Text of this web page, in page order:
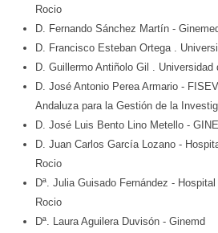
Rocio
D. Fernando Sánchez Martín -
D. Francisco Esteban Ortega
.
D. Guillermo Antiñolo Gil
.
D. José Antonio Perea Armario -
Andaluza para la Gestión de la
D. José Luis Bento Lino Metello -
D. Juan Carlos García Lozano -
Rocio
Dª. Julia Guisado Fernández -
Rocio
Dª. Laura Aguilera Duvisón - Ginemd